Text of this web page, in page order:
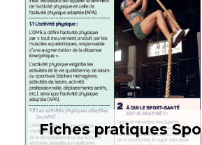
Fiches pratiques